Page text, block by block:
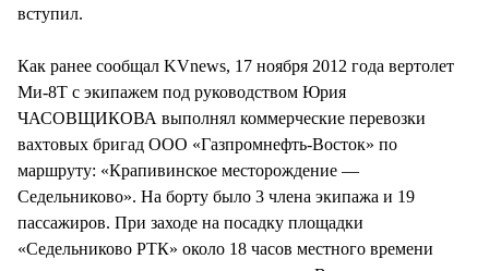
вступил.
Как ранее сообщал KVnews, 17 ноября 2012 года вертолет
Ми-8Т с экипажем под руководством Юрия
ЧАСОВЩИКОВА выполнял коммерческие перевозки
вахтовых бригад ООО «Газпромнефть-Восток» по
маршруту: «Крапивинское месторождение —
Седельниково». На борту было 3 члена экипажа и 19
пассажиров. При заходе на посадку площадки
«Седельниково РТК» около 18 часов местного времени